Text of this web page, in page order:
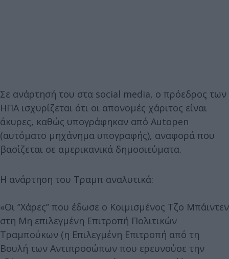
Σε ανάρτησή του στα social media, ο πρόεδρος των
ΗΠΑ ισχυρίζεται ότι οι απονομές χάριτος είναι
άκυρες, καθώς υπογράφηκαν από Autopen
(αυτόματο μηχάνημα υπογραφής), αναφορά που
βασίζεται σε αμερικανικά δημοσιεύματα.
Η ανάρτηση του Τραμπ αναλυτικά:
«Οι ‘’Χάρες’’ που έδωσε ο Κοιμισμένος Τζο Μπάιντεν
στη Μη επιλεγμένη Επιτροπή Πολιτικών
Τραμπούκων (η Επιλεγμένη Επιτροπή από τη
Βουλή των Αντιπροσώπων που ερευνούσε την